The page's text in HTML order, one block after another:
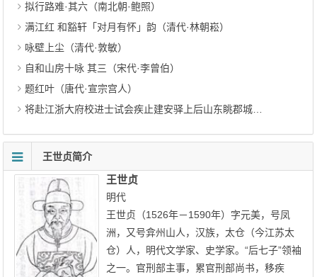
拟行路难·其六（南北朝·鲍照）
满江红 和豁轩「对月有怀」韵（清代·林朝崧）
咏壁上尘（清代·敦敏）
自和山房十咏 其三（宋代·李曾伯）
题红叶（唐代·宣宗宫人）
将赴江浙大府校进士试会疾止建安驿上后山东眺郡城作十二韵（元代·范梈）
王世贞简介
王世贞
明代
王世贞（1526年－1590年）字元美，号凤
洲，又号弇州山人，汉族，太仓（今江苏太
仓）人，明代文学家、史学家。“后七子”领袖
之一。官刑部主事，累官刑部尚书，移疾